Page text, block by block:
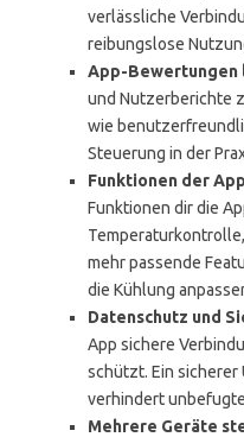
verlässliche
reibungslose
App-Bewertungen
und Nutzerberichte
wie
Steuerung in der
Funktionen der
Funktionen dir die
mehr passende
die Kühlung
Datenschutz und
App sichere
schützt. Ein sicherer
verhindert
Mehrere Geräte